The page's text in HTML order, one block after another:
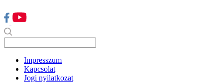
Impresszum
Kapcsolat
Jogi nyilatkozat